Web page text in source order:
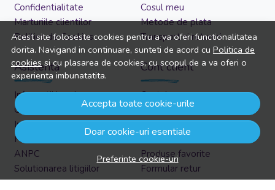
Acest site foloseste cookies pentru a va oferi functionalitatea
dorita. Navigand in continuare, sunteti de acord cu Politica de
cookiessi cu plasarea de cookies, cu scopul de a va oferi o
experienta imbunatatita.
Accepta toate cookie-urile
Doar cookie-uri esentiale
Preferinte cookie-uri
Confidentialitate
Marturiile clientilor
Politica de Cookies
Cosul meu
Metode de plata
Transport si retururi
Asistenta
Informatii legale
Contacteaza-ne
Intrebari frecvente
Harta site
ANPC
Solutionarea litigiilor
Cont client
Contul meu
Inregistrare
Recuperare parola
Istoric comenzi
Produse favorite
Formular retur
Retur in EasyBox